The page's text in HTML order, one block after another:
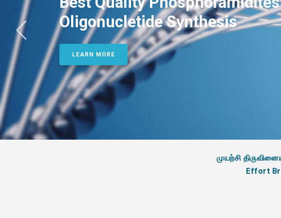
Oligonucletide Synthesis
LEARN MORE
முயற்சி
Effort